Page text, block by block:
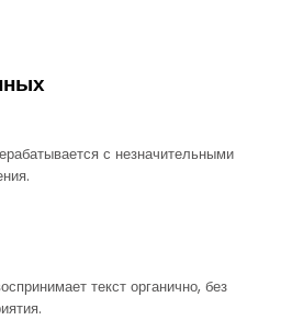
с незначительными
текст органично, без